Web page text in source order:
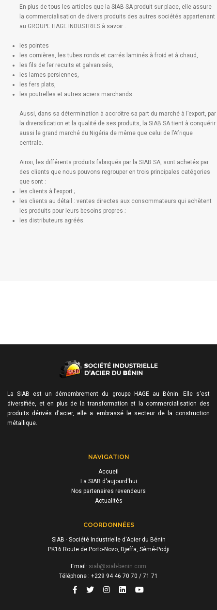
En plus de tous les articles que la SIAB SA produit sur place, elle assure
la commercialisation de divers produits des autres sociétés appartenant
au GROUPE HAGE INDUSTRIES à savoir :
les pointes
les cornières, les tubes ronds et carrés laminés à froid et à chaud,
les fils de fer recuits et galvanisés,
les lames persiennes,
les fers plats,
les poutrelles et autres aciers marchands.
Aussi, dans sa détermination à accroître sa part du marché à l’export, par
la diversification et la qualité de ses produits, la SIAB SA tient à conquérir
aussi le grand marché du Nigéria de même que celui de l’Afrique
centrale.
Ainsi, les différents produits fabriqués par la SIAB SA, sont achetés par
des clients que nous pouvons regrouper en trois principales catégories
que sont :
les clients à l’export ;
les clients au détail : ventes directes aux consommateurs qui achètent
les produits pour leurs besoins propres ;
les distributeurs agréés.
La SIAB est un démembrement du groupe HAGE au Bénin. Elle s'est
diversifiée, et en plus de la transformation et la commercialisation des
produits dérivés d'acier, elle a embrassé le secteur de la construction
métallique.
NAVIGATION
Accueil
La SIAB d'aujourd'hui
Nos partenaires revendeurs
Actualités
COORDONNÉES
SIAB - Société Industrielle d'Acier du Bénin
PK16 Route de Porto-Novo, Djeffa, Sèmé-Podji
Email: siab@siab-benin.com
Téléphone : +229 94 46 70 70 / 71 71